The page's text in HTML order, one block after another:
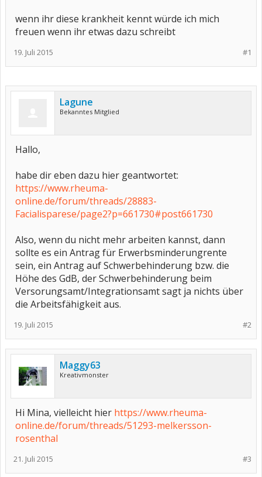
wenn ihr diese krankheit kennt würde ich mich
freuen wenn ihr etwas dazu schreibt
#1
19. Juli 2015
Lagune
Bekanntes Mitglied
Hallo,
habe dir eben dazu hier geantwortet:
https://www.rheuma-
online.de/forum/threads/28883-
Facialisparese/page2?p=661730#post661730
Also, wenn du nicht mehr arbeiten kannst, dann
sollte es ein Antrag für Erwerbsminderungrente
sein, ein Antrag auf Schwerbehinderung bzw. die
Höhe des GdB, der Schwerbehinderung beim
Versorungsamt/Integrationsamt sagt ja nichts über
die Arbeitsfähigkeit aus.
#2
19. Juli 2015
Maggy63
Kreativmonster
Hi Mina, vielleicht hier https://www.rheuma-
online.de/forum/threads/51293-melkersson-
rosenthal
#3
21. Juli 2015